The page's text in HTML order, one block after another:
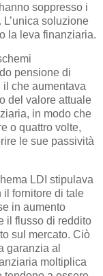
soppresso i
soluzione
la leva finanziaria.
pensione di
che aumentava
del valore attuale
in modo che
o quattro volte,
le sue passività
LDI stipulava
il fornitore di tale
in aumento
il flusso di reddito
sul mercato. Ciò
garanzia al
moltiplica